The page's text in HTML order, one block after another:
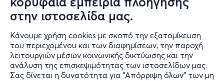
στην ιστοσελίδα μας.
Κάνουμε χρήση cookies με σκοπό την εξατομίκευση
του περιεχομένου και των διαφημίσεων, την παροχή
λειτουργιών μέσων κοινωνικής δικτύωσης και την
ανάλυση της επισκεψιμότητας των ιστοσελίδων μας.
Σας δίνεται η δυνατότητα για "Απόρριψη όλων" των μη